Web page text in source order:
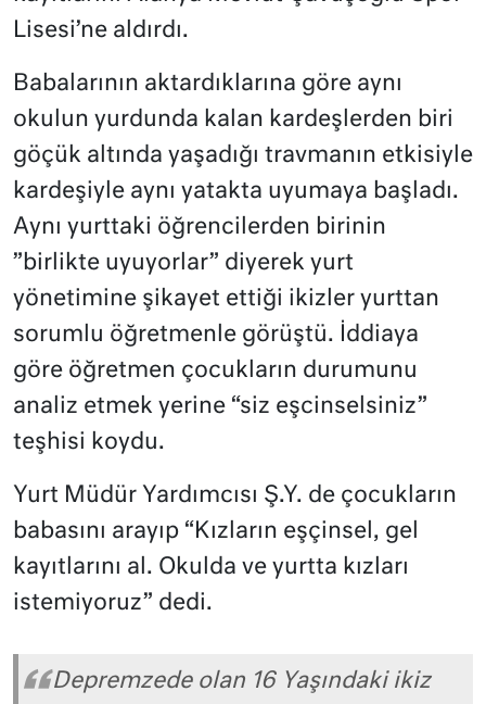
Lisesi’ne aldırdı.
Babalarının aktardıklarına göre aynı
okulun yurdunda kalan kardeşlerden biri
göçük altında yaşadığı travmanın etkisiyle
kardeşiyle aynı yatakta uyumaya başladı.
Aynı yurttaki öğrencilerden birinin
”birlikte uyuyorlar” diyerek yurt
yönetimine şikayet ettiği ikizler yurttan
sorumlu öğretmenle görüştü. İddiaya
göre öğretmen çocukların durumunu
analiz etmek yerine “siz eşcinselsiniz”
teşhisi koydu.
Yurt Müdür Yardımcısı Ş.Y. de çocukların
babasını arayıp “Kızların eşçinsel, gel
kayıtlarını al. Okulda ve yurtta kızları
istemiyoruz” dedi.
Depremzede olan 16 Yaşındaki ikiz